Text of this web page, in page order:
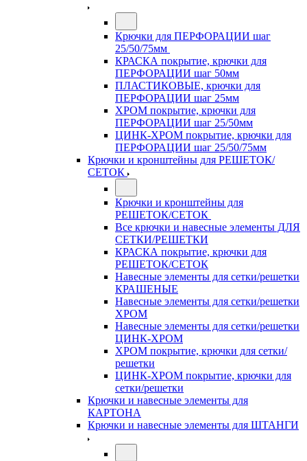
Крючки для ПЕРФОРАЦИИ шаг
25/50/75мм
КРАСКА покрытие, крючки для
ПЕРФОРАЦИИ шаг 50мм
ПЛАСТИКОВЫЕ, крючки для
ПЕРФОРАЦИИ шаг 25мм
ХРОМ покрытие, крючки для
ПЕРФОРАЦИИ шаг 25/50мм
ЦИНК-ХРОМ покрытие, крючки для
ПЕРФОРАЦИИ шаг 25/50/75мм
Крючки и кронштейны для РЕШЕТОК/
СЕТОК
Крючки и кронштейны для
РЕШЕТОК/СЕТОК
Все крючки и навесные элементы ДЛЯ
СЕТКИ/РЕШЕТКИ
КРАСКА покрытие, крючки для
РЕШЕТОК/СЕТОК
Навесные элементы для сетки/решетки
КРАШЕНЫЕ
Навесные элементы для сетки/решетки
ХРОМ
Навесные элементы для сетки/решетки
ЦИНК-ХРОМ
ХРОМ покрытие, крючки для сетки/
решетки
ЦИНК-ХРОМ покрытие, крючки для
сетки/решетки
Крючки и навесные элементы для
КАРТОНА
Крючки и навесные элементы для ШТАНГИ